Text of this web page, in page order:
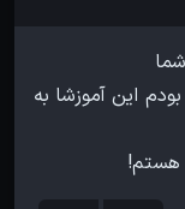
این آموزشا به
هستم!